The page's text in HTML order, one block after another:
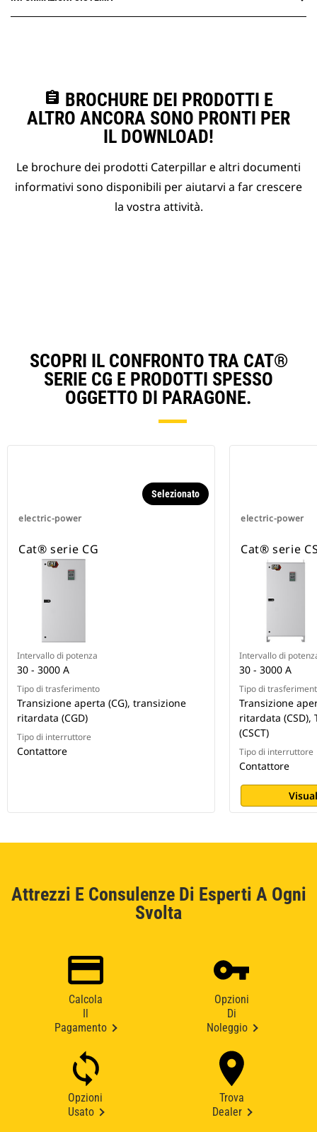
assignment BROCHURE DEI PRODOTTI E
ALTRO ANCORA SONO PRONTI PER
IL DOWNLOAD!
Le brochure dei prodotti Caterpillar e altri documenti
informativi sono disponibili per aiutarvi a far crescere
la vostra attività.
SCOPRI IL CONFRONTO TRA CAT®
SERIE CG E PRODOTTI SPESSO
OGGETTO DI PARAGONE.
electric-power
Selezionato
Cat® serie CG
Intervallo di potenza
30 - 3000 A
Tipo di trasferimento
Transizione aperta (CG), transizione
ritardata (CGD)
Tipo di interruttore
Contattore
electric-power
Cat® serie
Intervallo di
30 - 3000 A
Tipo di
Transizione
ritardata (CSD),
(CSCT)
Tipo di interruttore
Contattore
Attrezzi E Consulenze Di Esperti A Ogni
Svolta
Calcola
Pagamento
Opzioni
Di
Noleggio
Opzioni
Usato
Trova
Dealer